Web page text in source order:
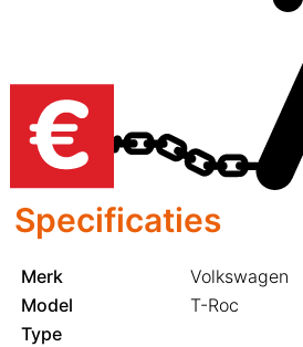
Specificaties
Merk
Volkswagen
Model
T-Roc
Type